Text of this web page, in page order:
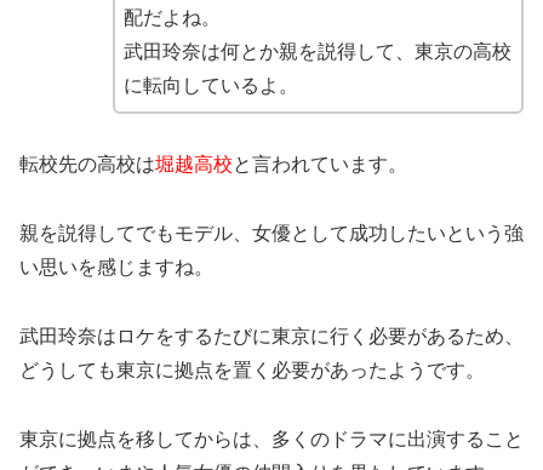
配だよね。
武田玲奈は何とか親を説得して、東京の高校
に転向しているよ。
転校先の高校は堀越高校と言われています。
親を説得してでもモデル、女優として成功したいという強
い思いを感じますね。
武田玲奈はロケをするたびに東京に行く必要があるため、
どうしても東京に拠点を置く必要があったようです。
東京に拠点を移してからは、多くのドラマに出演すること